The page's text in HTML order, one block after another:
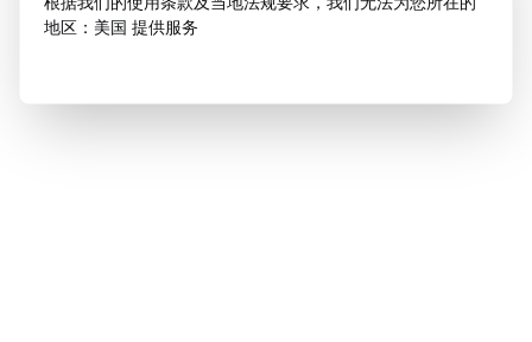
地区：美国 提供服务